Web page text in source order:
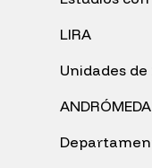
LIRA
Unidades
ANDRÓMEDA